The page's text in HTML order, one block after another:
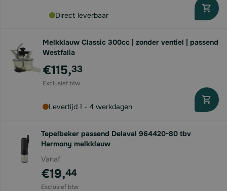
Direct leverbaar
Melkklauw Classic 300cc | zonder ventiel | passend
Westfalia
€115,33
Levertijd 1 - 4 werkdagen
Tepelbeker passend Delaval 964420-80 tbv
Harmony melkklauw
Vanaf
€19,44